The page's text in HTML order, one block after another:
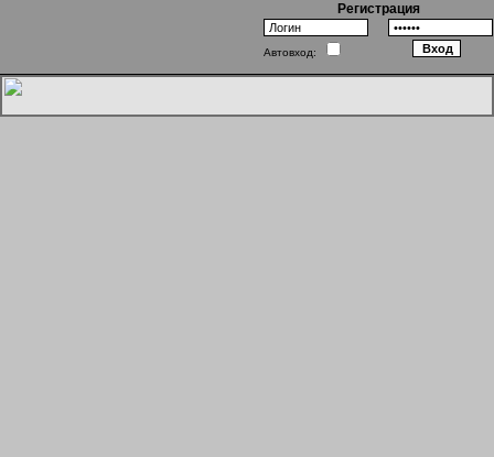
Регистрация
Автовход:
Философы против зомби